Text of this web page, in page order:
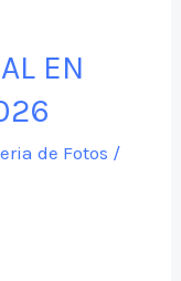
EN
de Fotos /